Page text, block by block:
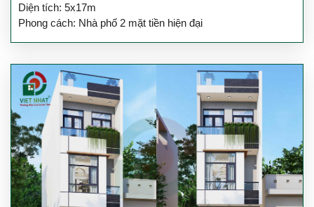
Diện tích: 5x17m
Phong cách: Nhà phố 2 mặt tiền hiện đại